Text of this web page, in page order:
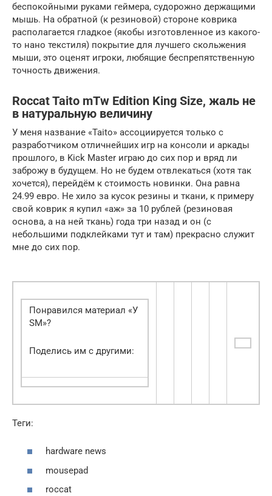
беспокойными руками геймера, судорожно держащими
мышь. На обратной (к резиновой) стороне коврика
располагается гладкое (якобы изготовленное из какого-
то нано текстиля) покрытие для лучшего скольжения
мыши, это оценят игроки, любящие беспрепятственную
точность движения.
Roccat Taito mTw Edition King Size, жаль не
в натуральную величину
У меня название «Taito» ассоциируется только с
разработчиком отличнейших игр на консоли и аркады
прошлого, в Kick Master играю до сих пор и вряд ли
заброжу в будущем. Но не будем отвлекаться (хотя так
хочется), перейдём к стоимость новинки. Она равна
24.99 евро. Не хило за кусок резины и ткани, к примеру
свой коврик я купил «аж» за 10 рублей (резиновая
основа, а на ней ткань) года три назад и он (с
небольшими подклейками тут и там) прекрасно служит
мне до сих пор.
Понравился материал «У
SM»?
Поделись им с другими:
Теги:
hardware news
mousepad
roccat